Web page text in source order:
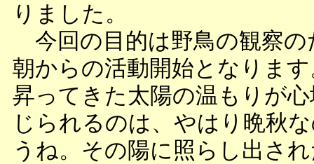
りました。
今回の目的は野鳥の観察の
朝からの活動開始となりま
昇ってきた太陽の温もりが
じられるのは、やはり晩秋
うね。その陽に照らし出さ